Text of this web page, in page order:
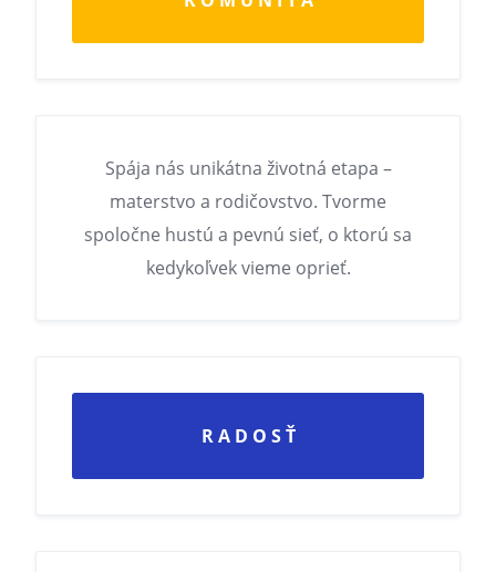
Spája nás unikátna životná etapa –
materstvo a rodičovstvo. Tvorme
spoločne hustú a pevnú sieť, o ktorú sa
kedykoľvek vieme oprieť.
R A D O S Ť